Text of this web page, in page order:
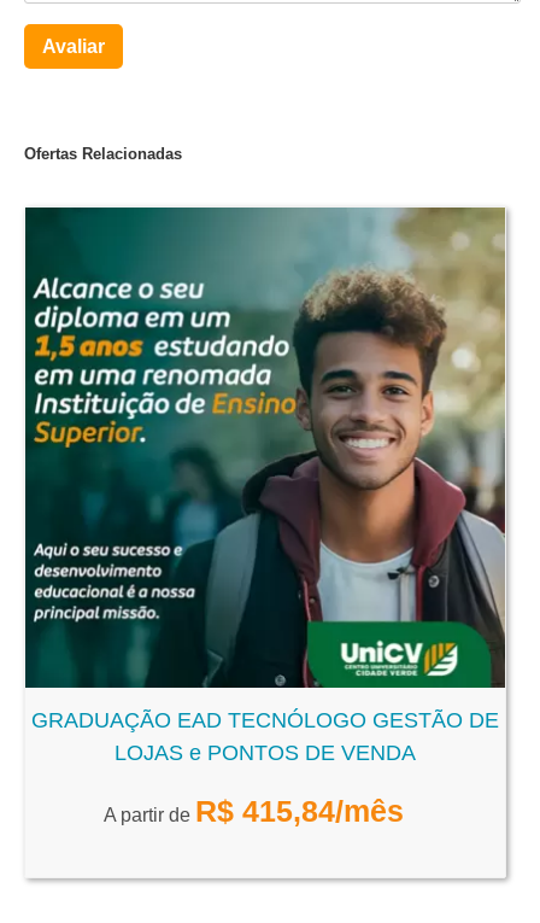
Avaliar
Ofertas Relacionadas
GRADUAÇÃO EAD TECNÓLOGO GESTÃO DE
LOJAS e PONTOS DE VENDA
A partir de R$ 415,84/mês